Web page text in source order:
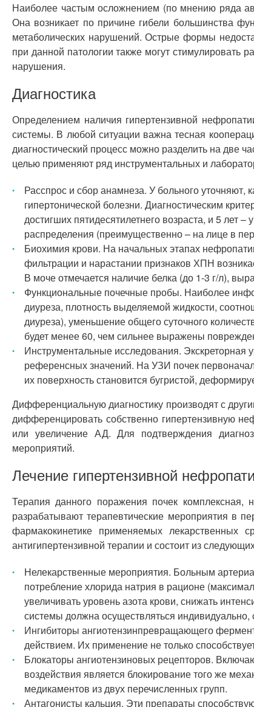
Наиболее частым осложнением (по мнению ряда
Она возникает по причине гибели большинства
метаболических нарушений. Острые формы
при данной патологии также могут
нарушения.
Диагностика
Определением наличия гипертензивной
системы. В любой ситуации важна тесная
диагностический процесс можно разделить на две
целью применяют ряд инструментальных и
Расспрос и сбор анамнеза. У больного уточняют,
гипертонической болезни. Диагностическим
достигших пятидесятилетнего возраста, и 5 лет
распределения (преимущественно – на лице в
Биохимия крови. На начальных этапах
фильтрации и нарастании признаков ХПН
В моче отмечается наличие белка (до 1-3 г/л),
Функциональные почечные пробы. Наиболее
диуреза, плотность выделяемой жидкости,
диуреза), уменьшение общего суточного
будет менее 60, чем сильнее выражены
Инструментальные исследования. Экскреторная
референсных значений. На УЗИ почек
их поверхность становится бугристой,
Дифференциальную диагностику производят с
дифференцировать собственно гипертензивную
или увеличение АД. Для подтверждения
мероприятий.
Лечение гипертензивной
Терапия данного поражения почек комплексная,
разрабатывают терапевтические мероприятия в
фармакокинетике применяемых лекарственных
антигипертензивной терапии и состоит из
Нелекарственные мероприятия. Больным
потребление хлорида натрия в рационе
увеличивать уровень азота крови, снижать
системы должна осуществляться индивидуально,
Ингибиторы ангиотензинпревращающего
действием. Их применение не только
Блокаторы ангиотензиновых рецепторов.
воздействия является блокирование того же
медикаментов из двух перечисленных групп.
Антагонисты кальция. Эти препараты